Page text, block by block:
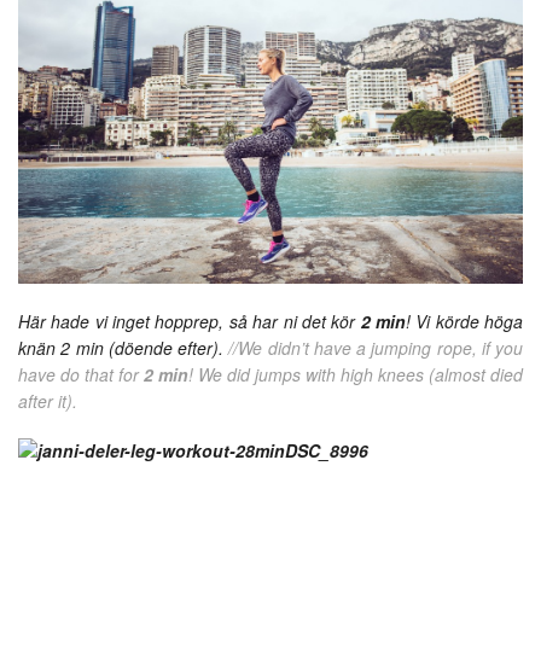
Här hade vi inget hopprep, så har ni det kör 2 min! Vi körde höga
knän 2 min (döende efter).//We didn’t have a jumping rope, if you
have do that for2 min! We did jumps with high knees (almost died
after it).